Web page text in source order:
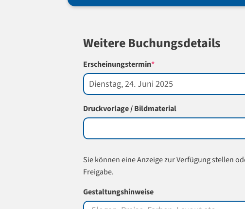
Weitere Buchungsdetails
Erscheinungstermin*(required)
Druckvorlage / Bildmaterial
Sie können eine Anzeige zur Verfügung stellen
Freigabe.
Gestaltungshinweise